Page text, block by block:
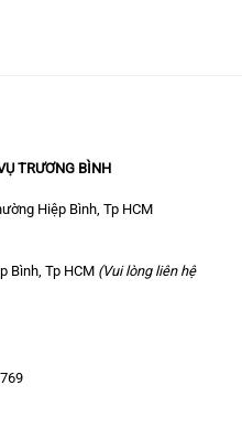
TRƯƠNG BÌNH
Hiệp Bình, Tp HCM
Bình, Tp HCM (Vui lòng liên hệ